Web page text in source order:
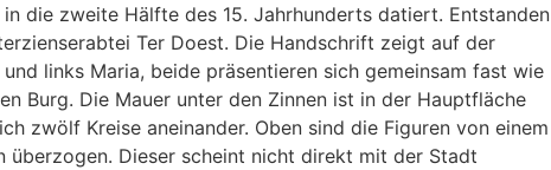
die zweite Hälfte des 15. Jahrhunderts datiert. Entstanden
Ter Doest. Die Handschrift zeigt auf der
links Maria, beide präsentieren sich gemeinsam fast wie
Burg. Die Mauer unter den Zinnen ist in der Hauptfläche
zwölf Kreise aneinander. Oben sind die Figuren von einem
Dieser scheint nicht direkt mit der Stadt